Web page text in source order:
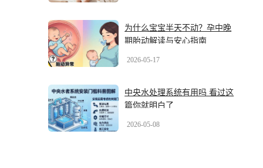
为什么宝宝半天不动？孕中晚
期胎动解读与安心指南
2026-05-17
中央水处理系统有用吗 看过这
篇你就明白了
2026-05-08